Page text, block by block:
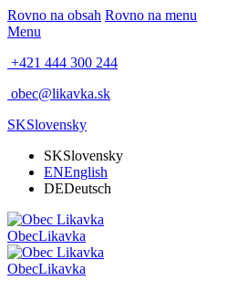
Rovno na obsah Rovno na menu
Menu
+421 444 300 244
obec@likavka.sk
SKSlovensky
SKSlovensky
ENEnglish
DEDeutsch
ObecLikavka
ObecLikavka